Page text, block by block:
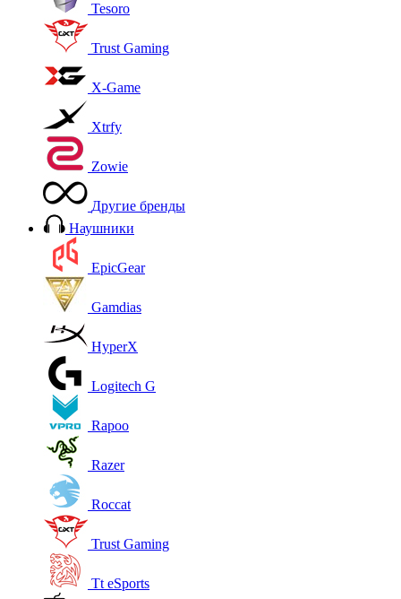
Tesoro
Trust Gaming
X-Game
Xtrfy
Zowie
Другие бренды
Наушники
EpicGear
Gamdias
HyperX
Logitech G
Rapoo
Razer
Roccat
Trust Gaming
Tt eSports